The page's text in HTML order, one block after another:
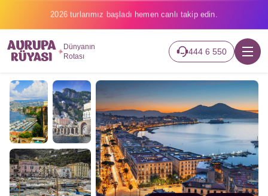
2026 turlarımız başladı hemen canlı takip edin.
Dünyanın
Rotası
444 6 550